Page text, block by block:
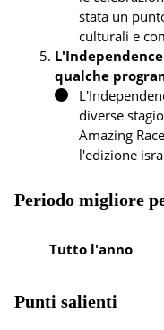
stata un
culturali e
qualche
diverse
Amazing
l'edizione
Periodo migliore
Tutto l'anno
Punti salienti